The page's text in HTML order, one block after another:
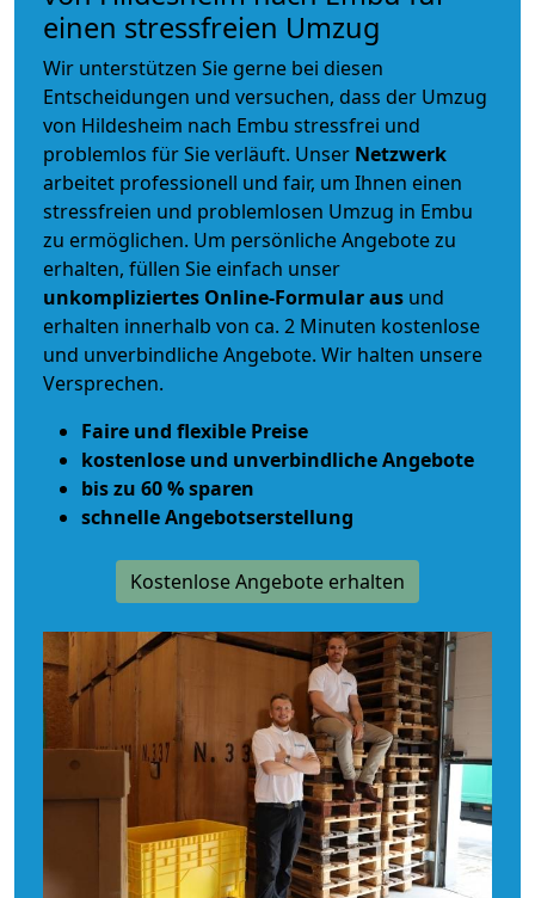
einen stressfreien Umzug
Wir unterstützen Sie gerne bei diesen
Entscheidungen und versuchen, dass der Umzug
von Hildesheim nach Embu stressfrei und
problemlos für Sie verläuft. Unser Netzwerk
arbeitet professionell und fair, um Ihnen einen
stressfreien und problemlosen Umzug in Embu
zu ermöglichen. Um persönliche Angebote zu
erhalten, füllen Sie einfach unser
unkompliziertes Online-Formular aus und
erhalten innerhalb von ca. 2 Minuten kostenlose
und unverbindliche Angebote. Wir halten unsere
Versprechen.
Faire und flexible Preise
kostenlose und unverbindliche Angebote
bis zu 60 % sparen
schnelle Angebotserstellung
Kostenlose Angebote erhalten